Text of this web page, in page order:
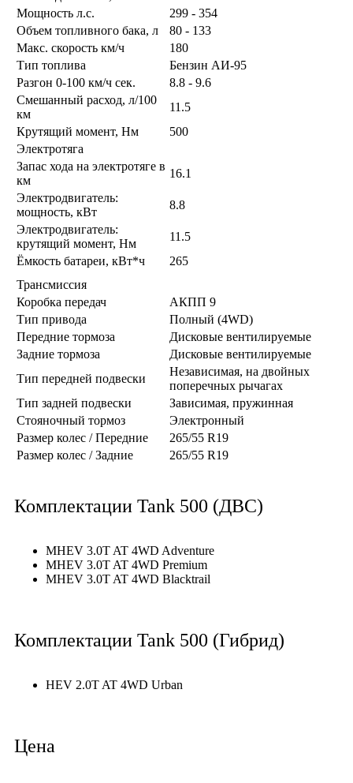
Мощность л.с.
299 - 354
Объем топливного бака, л
80 - 133
Макс. скорость км/ч
180
Тип топлива
Бензин АИ-95
Разгон 0-100 км/ч сек.
8.8 - 9.6
Смешанный расход, л/100
км
11.5
Крутящий момент, Нм
500
Электротяга
Запас хода на электротяге в
км
16.1
Электродвигатель:
мощность, кВт
8.8
Электродвигатель:
крутящий момент, Нм
11.5
Ёмкость батареи, кВт*ч
265
Трансмиссия
Коробка передач
АКПП 9
Тип привода
Полный (4WD)
Передние тормоза
Дисковые вентилируемые
Задние тормоза
Дисковые вентилируемые
Тип передней подвески
Независимая, на двойных
поперечных рычагах
Тип задней подвески
Зависимая, пружинная
Стояночный тормоз
Электронный
Размер колес / Передние
265/55 R19
Размер колес / Задние
265/55 R19
Комплектации Tank 500 (ДВС)
MHEV 3.0T AT 4WD Adventure
MHEV 3.0T AT 4WD Premium
MHEV 3.0T AT 4WD Blacktrail
Комплектации Tank 500 (Гибрид)
HEV 2.0T AT 4WD Urban
Цена